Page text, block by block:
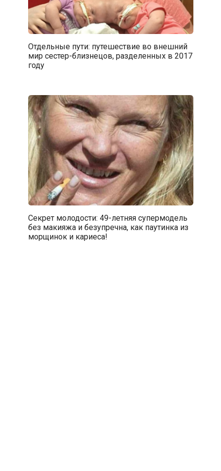
Отдельные пути: путешествие во внешний
мир сестер-близнецов, разделенных в 2017
году
Секрет молодости: 49-летняя супермодель
без макияжа и безупречна, как паутинка из
морщинок и кариеса!